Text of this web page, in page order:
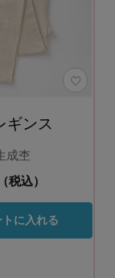
ギンス
成杢
（税込）
トに入れる